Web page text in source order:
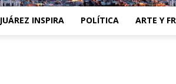
JUÁREZ INSPIRA POLÍTICA ARTE Y